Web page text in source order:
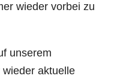
wieder vorbei zu
unserem
wieder aktuelle